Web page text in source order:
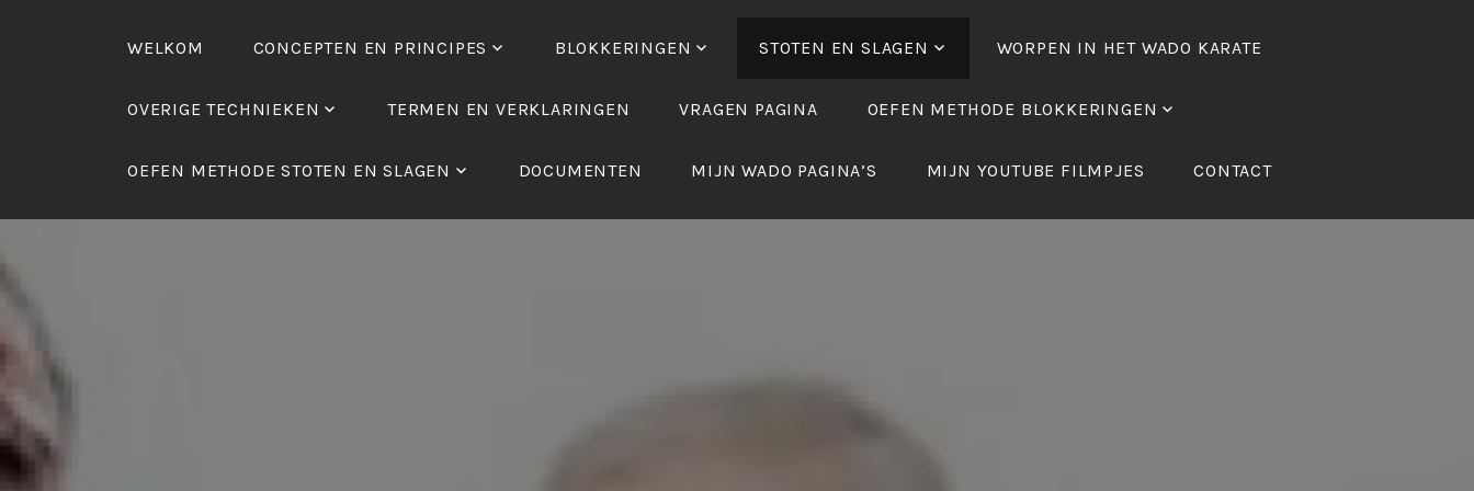
WELKOM CONCEPTEN EN PRINCIPES BLOKKERINGEN STOTEN EN SLAGEN WORPEN IN HET WADO KARATE
OVERIGE TECHNIEKEN TERMEN EN VERKLARINGEN VRAGEN PAGINA OEFEN METHODE BLOKKERINGEN
OEFEN METHODE STOTEN EN SLAGEN DOCUMENTEN MIJN WADO PAGINA’S MIJN YOUTUBE FILMPJES CONTACT